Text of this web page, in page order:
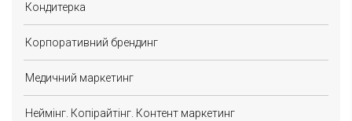
Кондитерка
Корпоративний брендинг
Медичний маркетинг
Неймінг. Копірайтінг. Контент маркетинг